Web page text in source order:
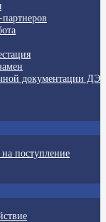
документации ДЭ
поступление